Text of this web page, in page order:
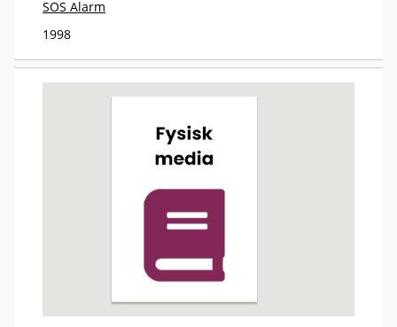
SOS Alarm
1998